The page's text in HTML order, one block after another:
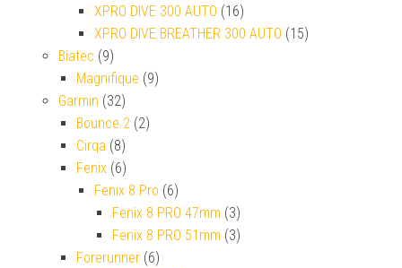
XPRO DIVE 300 AUTO (16)
XPRO DIVE BREATHER 300 AUTO (15)
Biatec (9)
Magnifique (9)
Garmin (32)
Bounce 2 (2)
Cirqa (8)
Fenix (6)
Fenix 8 Pro (6)
Fenix 8 PRO 47mm (3)
Fenix 8 PRO 51mm (3)
Forerunner (6)